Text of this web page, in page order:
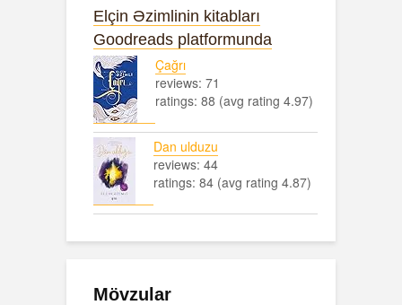
Elçin Əzimlinin kitabları
Goodreads platformunda
Çağrı
reviews: 71
ratings: 88 (avg rating 4.97)
Dan ulduzu
reviews: 44
ratings: 84 (avg rating 4.87)
Mövzular